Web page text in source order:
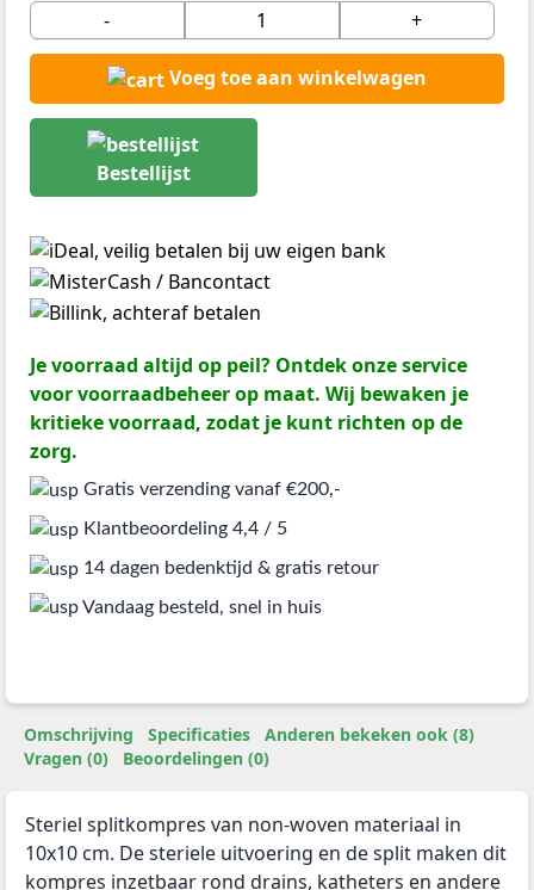
- +
Voeg toe aan winkelwagen
Bestellijst
Je voorraad altijd op peil? Ontdek onze service
voor voorraadbeheer op maat. Wij bewaken je
kritieke voorraad, zodat je kunt richten op de
zorg.
Gratis verzending vanaf €200,-
Klantbeoordeling 4,4 / 5
14 dagen bedenktijd & gratis retour
Vandaag besteld, snel in huis
Omschrijving Specificaties
Anderen bekeken ook (8)
Vragen (0)
Beoordelingen (0)
Steriel splitkompres van non-woven materiaal in
10x10 cm. De steriele uitvoering en de split maken dit
kompres inzetbaar rond drains, katheters en andere